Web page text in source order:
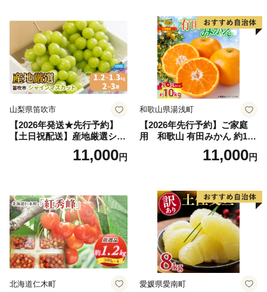
果肉 長野県産 小諸市
山梨県笛吹市
【2026年発送★先行予約】
【土日祝配送】産地厳選シャ
インマスカット1.2kg～1.3kg
（2房～3房）※沖縄・離島配
笛吹市 山梨県 フルーツ 果物
ぶどう 葡萄 大粒 シャインマ
スカット おすすめ シャイン
マスカット 贈答 ギフト 産地
笛吹市 シャインマスカット
笛吹 葡萄 国産 ぶどう 人気
国産 1.2kg 先行｜
11,000円
和歌山県湯浅町
【2026年先行予約】ご家庭
用 和歌山 有田みかん 約10k
g (2L、3Lサイズ)【湯浅町】
11,000円
北海道仁木町 愛媛県愛南町